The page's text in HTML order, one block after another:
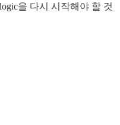
을 다시 시작해야 할 것